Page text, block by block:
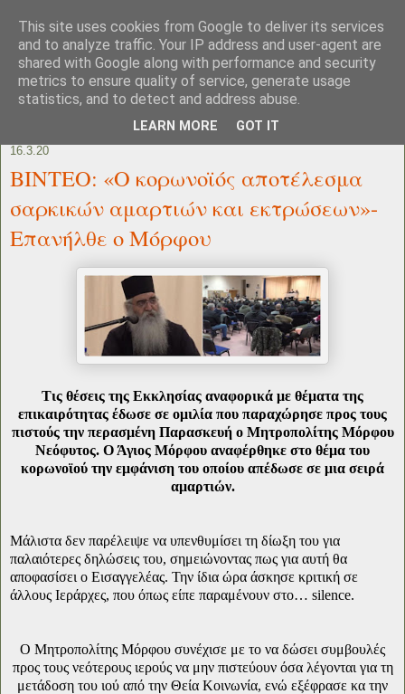
16.3.20
ΒΙΝΤΕΟ: «Ο κορωνοϊός αποτέλεσμα
σαρκικών αμαρτιών και εκτρώσεων»-
Επανήλθε ο Μόρφου
Τις θέσεις της Εκκλησίας αναφορικά με θέματα της
επικαιρότητας έδωσε σε ομιλία που παραχώρησε προς τους
πιστούς την περασμένη Παρασκευή ο Μητροπολίτης Μόρφου
Νεόφυτος. Ο Άγιος Μόρφου αναφέρθηκε στο θέμα του
κορωνοϊού την εμφάνιση του οποίου απέδωσε σε μια σειρά
αμαρτιών.
Μάλιστα δεν παρέλειψε να υπενθυμίσει τη δίωξη του για
παλαιότερες δηλώσεις του, σημειώνοντας πως για αυτή θα
αποφασίσει ο Εισαγγελέας. Την ίδια ώρα άσκησε κριτική σε
άλλους Ιεράρχες, που όπως είπε παραμένουν στο… silence.
O Μητροπολίτης Μόρφου συνέχισε με το να δώσει συμβουλές
προς τους νεότερους ιερούς να μην πιστεύουν όσα λέγονται για τη
μετάδοση του ιού από την Θεία Κοινωνία, ενώ εξέφρασε κα την
This site uses cookies from Google to deliver its services
and to analyze traffic. Your IP address and user-agent are
shared with Google along with performance and security
metrics to ensure quality of service, generate usage
statistics, and to detect and address abuse.
LEARN MORE GOT IT